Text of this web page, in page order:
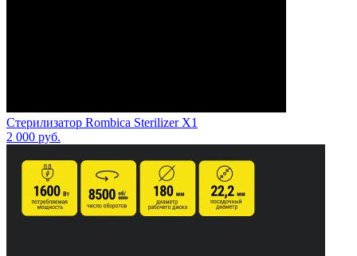
Стерилизатор Rombica Sterilizer X1
2 000 руб.